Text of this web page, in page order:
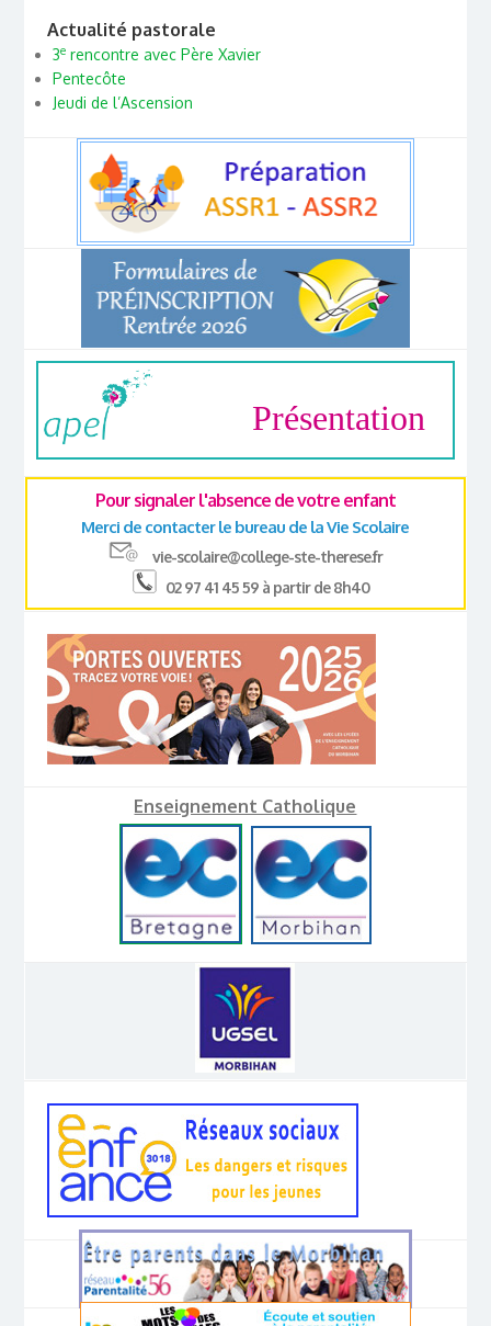
Actualité pastorale
3erencontre avec Père Xavier
Pentecôte
Jeudi de l’Ascension
Présentation
Pour signaler l'absence de votre enfant
Merci de contacter le bureau de la Vie Scolaire
vie-scolaire@college-ste-therese.fr
02 97 41 45 59 à partir de 8h40
Enseignement Catholique